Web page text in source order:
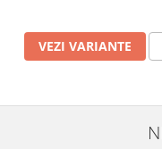
VEZI VARIANTE